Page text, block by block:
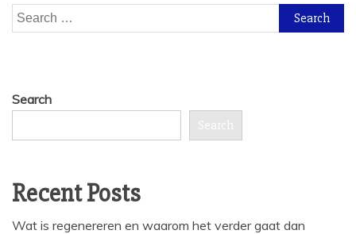
Search
for:
Search
Search
Recent Posts
Wat is regenereren en waarom het verder gaat dan